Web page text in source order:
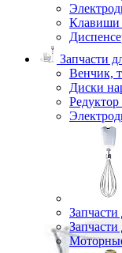
Клавиши
Запчасти
Венчик,
Диски
Редуктор